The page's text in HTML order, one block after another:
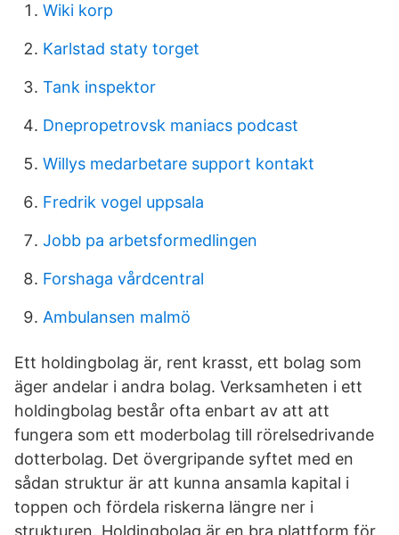
Wiki korp
Karlstad staty torget
Tank inspektor
Dnepropetrovsk maniacs podcast
Willys medarbetare support kontakt
Fredrik vogel uppsala
Jobb pa arbetsformedlingen
Forshaga vårdcentral
Ambulansen malmö
Ett holdingbolag är, rent krasst, ett bolag som
äger andelar i andra bolag. Verksamheten i ett
holdingbolag består ofta enbart av att att
fungera som ett moderbolag till rörelsedrivande
dotterbolag. Det övergripande syftet med en
sådan struktur är att kunna ansamla kapital i
toppen och fördela riskerna längre ner i
strukturen. Holdingbolag är en bra plattform för